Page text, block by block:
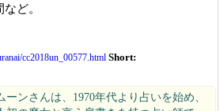
ど。
cc2018un_00577.html Short:
ンさんは、1970年代より占いを始め、